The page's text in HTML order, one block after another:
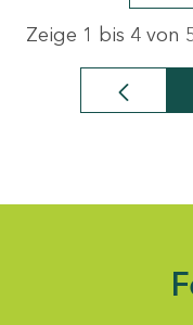
Zeige 1 bis 4 von